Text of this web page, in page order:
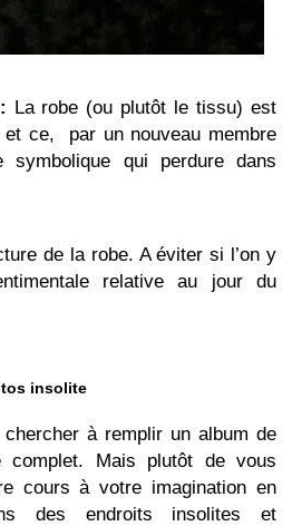
La robe (ou plutôt le tissu) est
et ce, par un nouveau membre
qui perdure dans
de la robe. A éviter si l’on y
relative au jour du
insolite
à remplir un album de
complet. Mais plutôt de vous
cours à votre imagination en
des endroits insolites et